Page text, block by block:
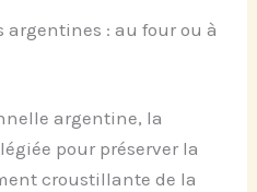
argentines : au four ou à
argentine, la
pour préserver la
croustillante de la